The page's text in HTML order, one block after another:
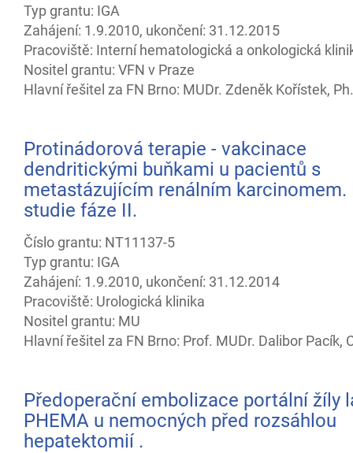
Typ grantu: IGA
Zahájení: 1.9.2010, ukončení: 31.12.2015
Pracoviště: Interní hematologická a onkologická
Nositel grantu: VFN v Praze
Hlavní řešitel za FN Brno: MUDr. Zdeněk Kořístek,
Protinádorová terapie - vakcinace
dendritickými buňkami u pacientů s
metastázujícím renálním karcinomem.
studie fáze II.
Číslo grantu: NT11137-5
Typ grantu: IGA
Zahájení: 1.9.2010, ukončení: 31.12.2014
Pracoviště: Urologická klinika
Nositel grantu: MU
Hlavní řešitel za FN Brno: Prof. MUDr. Dalibor Pacík,
Předoperační embolizace portální žíly
PHEMA u nemocných před rozsáhlou
hepatektomií .